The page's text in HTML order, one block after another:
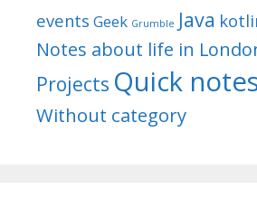
events Geek Grumble Java
Notes about life in
Projects Quick
Without category